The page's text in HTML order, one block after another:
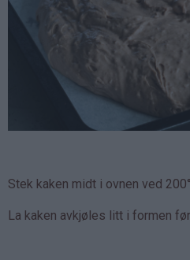
Stek kaken midt i ovnen ved
La kaken avkjøles litt i formen